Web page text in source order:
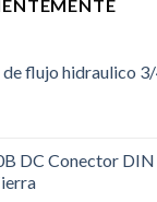
de flujo hidraulico
DC Conector DIN